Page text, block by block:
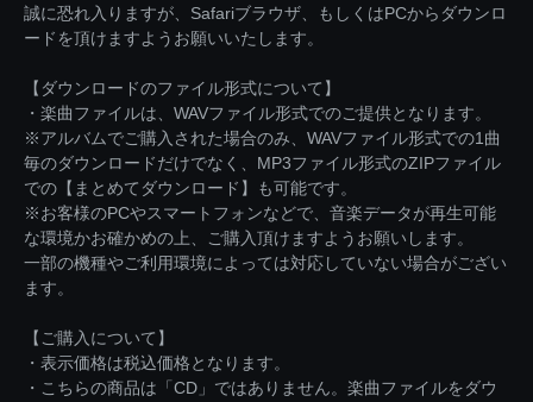
誠に恐れ入りますが、Safariブラウザ、もしくはPCからダウンロ
ードを頂けますようお願いいたします。
【ダウンロードのファイル形式について】
・楽曲ファイルは、WAVファイル形式でのご提供となります。
※アルバムでご購入された場合のみ、WAVファイル形式での1曲
毎のダウンロードだけでなく、MP3ファイル形式のZIPファイル
での【まとめてダウンロード】も可能です。
※お客様のPCやスマートフォンなどで、音楽データが再生可能
な環境かお確かめの上、ご購入頂けますようお願いします。
一部の機種やご利用環境によっては対応していない場合がござい
ます。
【ご購入について】
・表示価格は税込価格となります。
・こちらの商品は「CD」ではありません。楽曲ファイルをダウ